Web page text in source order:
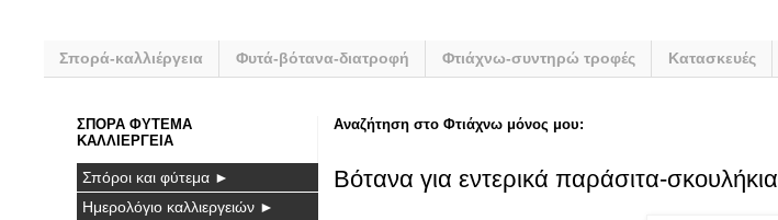
Σπορά-καλλιέργεια Φυτά-βότανα-διατροφή Φτιάχνω-συντηρώ τροφές Κατασκευές
Αναζήτηση στο Φτιάχνω μόνος μου:
Βότανα για εντερικά παράσιτα-σκουλήκια
ΣΠΟΡΑ ΦΥΤΕΜΑ
ΚΑΛΛΙΕΡΓΕΙΑ
Σπόροι και φύτεμα ►
Ημερολόγιο καλλιεργειών ►